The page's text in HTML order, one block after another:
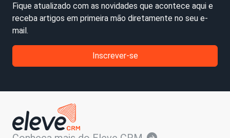
Fique atualizado com as novidades que acontece aqui e
receba artigos em primeira mão diretamente no seu e-
mail.
Inscrever-se